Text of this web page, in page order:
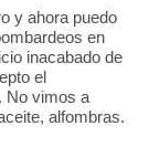
y ahora puedo
en
inacabado de
el
No vimos a
alfombras.